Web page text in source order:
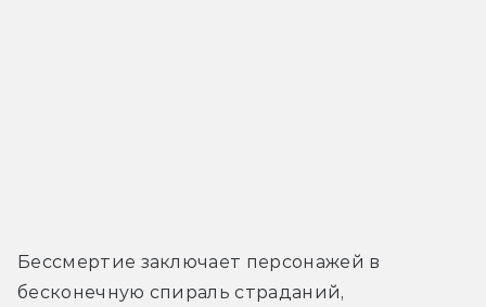
Бессмертие заключает персонажей в
бесконечную спираль страданий,